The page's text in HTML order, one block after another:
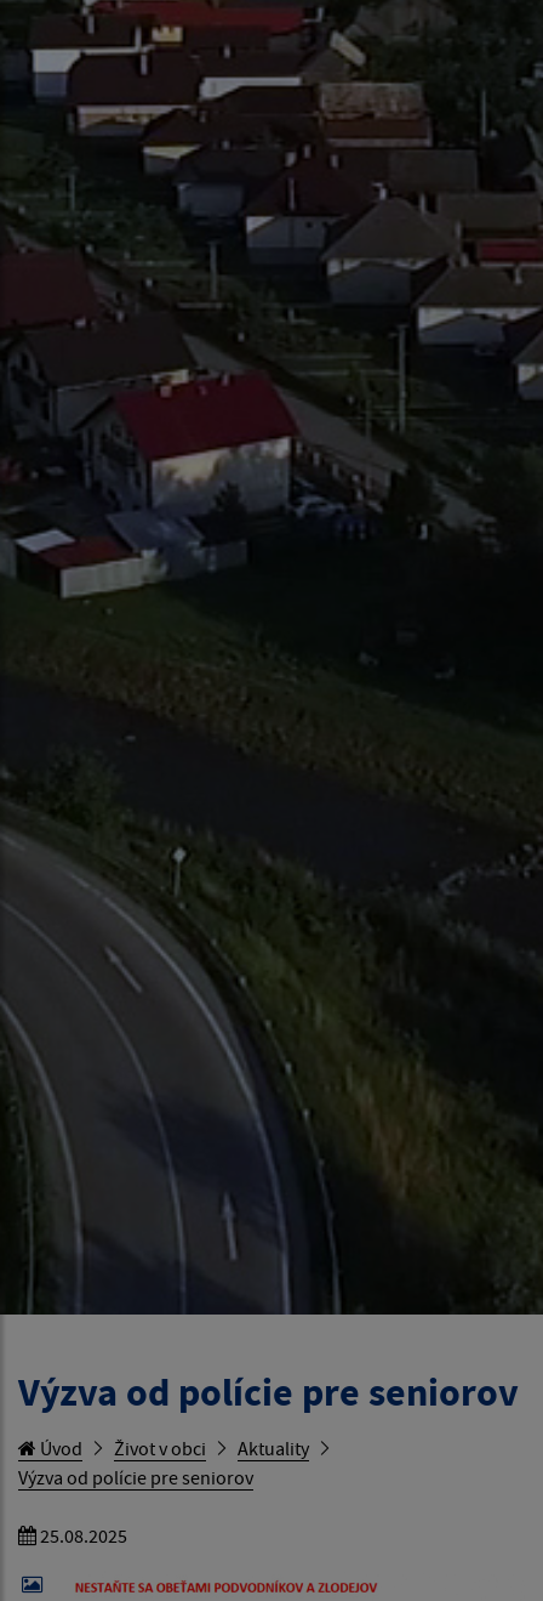
Výzva od polície pre seniorov
Úvod Život v obci
Aktuality
Výzva od polície pre seniorov
25.08.2025